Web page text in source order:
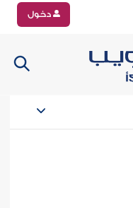
دخول